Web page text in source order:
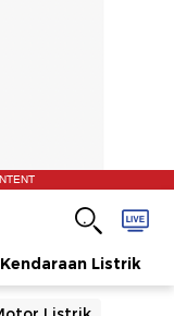
Kendaraan Listrik